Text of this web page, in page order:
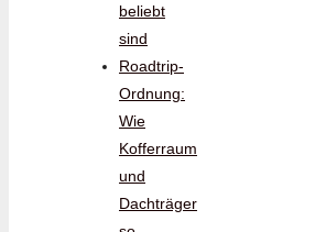
beliebt
sind
Roadtrip-
Ordnung:
Wie
Kofferraum
und
Dachträger